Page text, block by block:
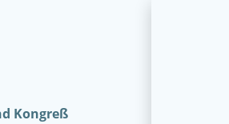
Kongreß